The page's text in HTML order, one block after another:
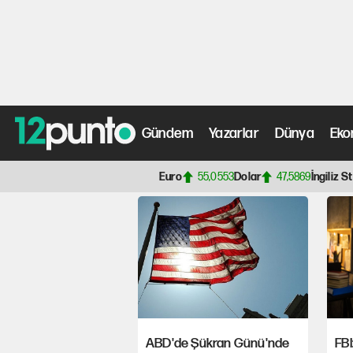
Gündem Yazarlar Dünya
Euro 55,0553Dolar 47,5869 İngiliz
Anasayfa> ABD Federal Soruşturma Bürosu
FBI Direktörü
ABD'de Şükran Günü'nde